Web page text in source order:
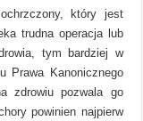
który jest
trudna operacja lub
tym bardziej w
Prawa Kanonicznego
zdrowiu pozwala go
powinien najpierw